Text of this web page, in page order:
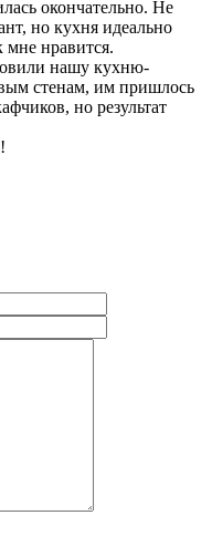
окончательно. Не
но кухня идеально
мне нравится.
нашу кухню-
стенам, им пришлось
но результат